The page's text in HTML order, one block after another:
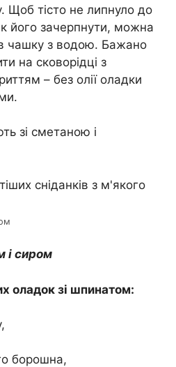
Щоб тісто не липнуло до
його зачерпнути, можна
чашку з водою. Бажано
на сковорідці з
– без олії оладки
зі сметаною і
і сиром
оладок зі шпинатом:
борошна,